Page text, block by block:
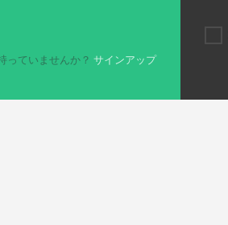
っていませんか？ サインアップ